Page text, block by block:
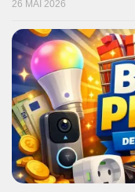
26 MAI 2026